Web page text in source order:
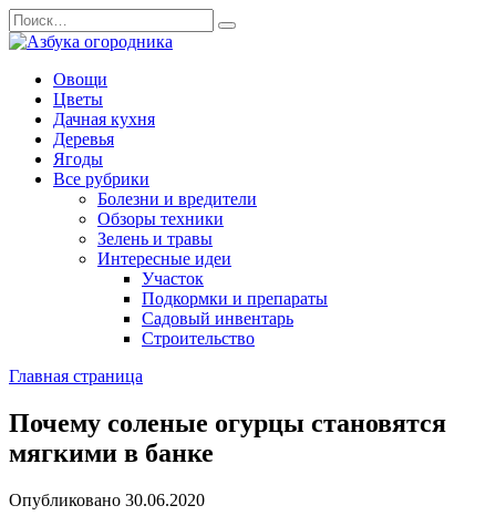
Перейти
к
содержанию
Search
for:
Овощи
Цветы
Дачная кухня
Деревья
Ягоды
Все рубрики
Болезни и вредители
Обзоры техники
Зелень и травы
Интересные идеи
Участок
Подкормки и препараты
Садовый инвентарь
Строительство
Главная страница
Почему соленые огурцы становятся
мягкими в банке
Опубликовано 30.06.2020